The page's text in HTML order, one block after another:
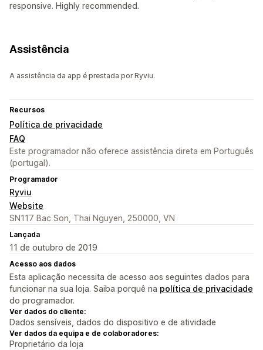
responsive. Highly recommended.
Assistência
A assistência da app é prestada por Ryviu.
Recursos
Política de privacidade
FAQ
Este programador não oferece assistência direta em Português
(portugal).
Programador
Ryviu
Website
SN117 Bac Son, Thai Nguyen, 250000, VN
Lançada
11 de outubro de 2019
Acesso aos dados
Esta aplicação necessita de acesso aos seguintes dados para
funcionar na sua loja. Saiba porquê na política de privacidade
do programador.
Ver dados do cliente:
Dados sensíveis, dados do dispositivo e de atividade
Ver dados da equipa e de colaboradores:
Proprietário da loja